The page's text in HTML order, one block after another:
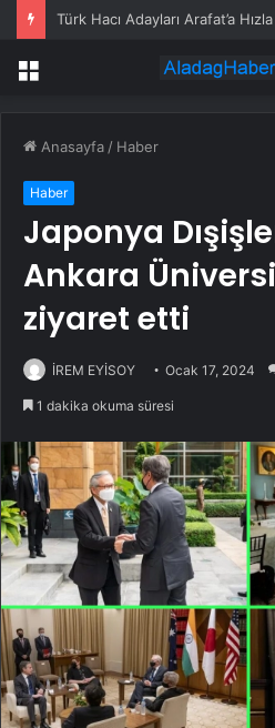
Türk Hacı Adayları Arafat’a
Menü
Anasayfa / Haber
Haber
Japonya
Ankara
ziyaret etti
İREM EYİSOY Ocak 17, 2024
1 dakika okuma süresi